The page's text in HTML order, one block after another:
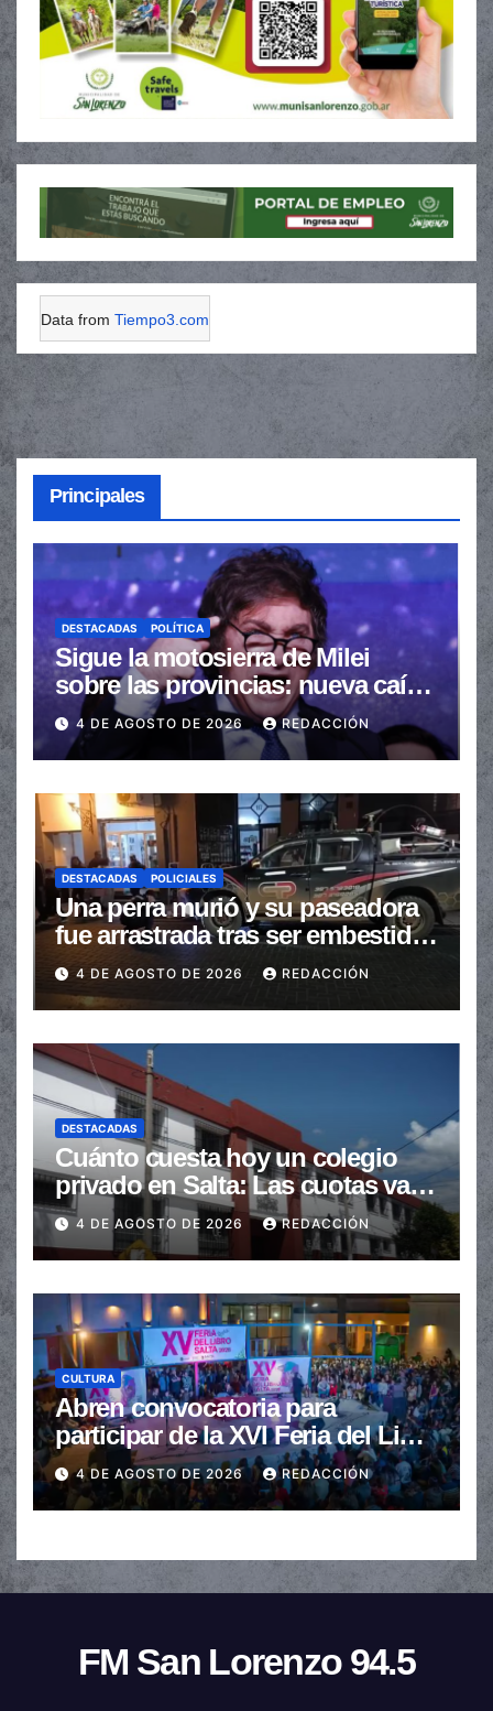
Data from Tiempo3.com
Principales
DESTACADAS POLÍTICA
Sigue la motosierra de Milei
sobre las provincias: nueva caída
de las transferencias no
automáticas
4 DE AGOSTO DE 2026 REDACCIÓN
DESTACADAS POLICIALES
Una perra murió y su paseadora
fue arrastrada tras ser embestidas
en la senda peatonal
4 DE AGOSTO DE 2026 REDACCIÓN
DESTACADAS
Cuánto cuesta hoy un colegio
privado en Salta: Las cuotas van
de $110.000 a más de $600.000
4 DE AGOSTO DE 2026 REDACCIÓN
CULTURA
Abren convocatoria para
participar de la XVI Feria del Libro
de Salta
4 DE AGOSTO DE 2026 REDACCIÓN
FM San Lorenzo 94.5